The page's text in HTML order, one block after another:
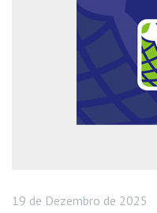
19 de Dezembro de 2025